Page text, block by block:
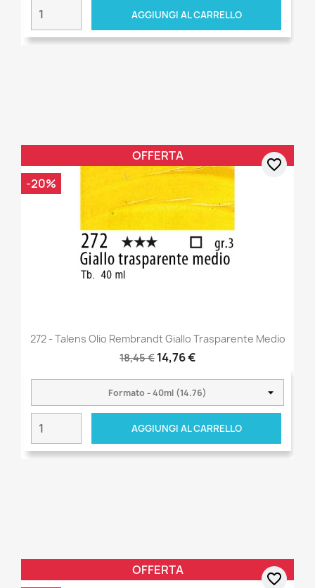
AGGIUNGI AL CARRELLO
272 - Talens Olio Rembrandt Giallo Trasparente Medio
18,45 € 14,76 €
AGGIUNGI AL CARRELLO
OFFERTA
-20%
favorite_border
OFFERTA
favorite_border